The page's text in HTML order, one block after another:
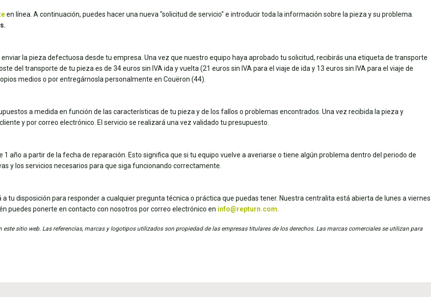
en línea. A continuación, puedes hacer una nueva "solicitud de servicio" e introducir toda la información sobre la pieza y su problema.
la pieza defectuosa desde tu empresa. Una vez que nuestro equipo haya aprobado tu solicitud, recibirás una etiqueta de transporte
del transporte de tu pieza es de 34 euros sin IVA ida y vuelta (21 euros sin IVA para el viaje de ida y 13 euros sin IVA para el viaje de
medios o por entregárnosla personalmente en Couëron (44).
a medida en función de las características de tu pieza y de los fallos o problemas encontrados. Una vez recibida la pieza y
y por correo electrónico. El servicio se realizará una vez validado tu presupuesto.
año a partir de la fecha de reparación. Esto significa que si tu equipo vuelve a averiarse o tiene algún problema dentro del periodo de
y los servicios necesarios para que siga funcionando correctamente.
tu disposición para responder a cualquier pregunta técnica o práctica que puedas tener. Nuestra centralita está abierta de lunes a viernes
puedes ponerte en contacto con nosotros por correo electrónico en info@repturn.com
sitio web. Las referencias, marcas y logotipos utilizados son propiedad de las empresas titulares de los derechos. Las marcas comerciales se utilizan para